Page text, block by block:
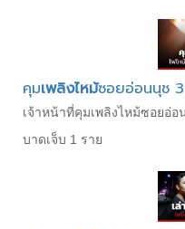
คุมเพลิงไหม้ซอยอ่อนนุช 3
เจ้าหน้าที่คุมเพลิงไหม้ซอยอ่
บาดเจ็บ 1 ราย